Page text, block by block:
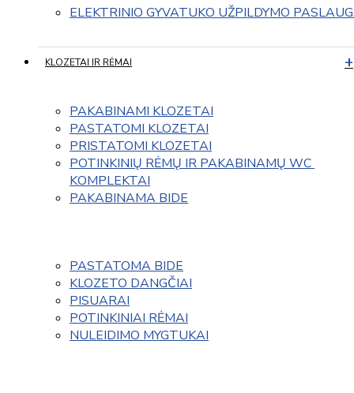
ELEKTRINIO GYVATUKO UŽPILDYMO
KLOZETAI IR RĖMAI
PAKABINAMI KLOZETAI
PASTATOMI KLOZETAI
PRISTATOMI KLOZETAI
POTINKINIŲ RĖMŲ IR PAKABINAMŲ WC
KOMPLEKTAI
PAKABINAMA BIDE
PASTATOMA BIDE
KLOZETO DANGČIAI
PISUARAI
POTINKINIAI RĖMAI
NULEIDIMO MYGTUKAI